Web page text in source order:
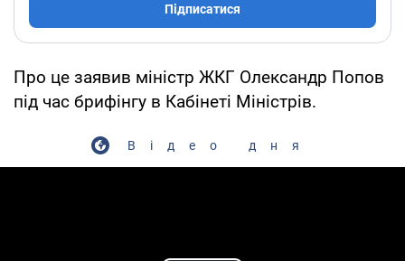
Підписатися
Про це заявив міністр ЖКГ Олександр Попов
під час брифінгу в Кабінеті Міністрів.
Відео дня